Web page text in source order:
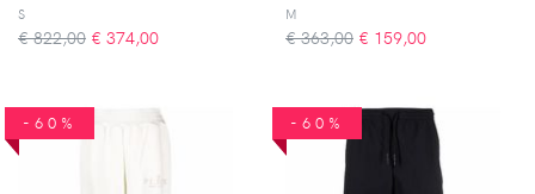
S
€ 822,00 € 374,00
M
€ 363,00 € 159,00
-60% -60%